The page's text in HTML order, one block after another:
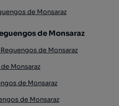
de Monsaraz
de Monsaraz
de Monsaraz
Monsaraz
de Monsaraz
de Monsaraz